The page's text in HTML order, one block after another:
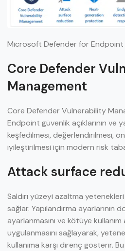
Microsoft Defender for Endpoint
Core Defender
Management
Core Defender Vulnerability
Endpoint güvenlik açıklarının ve
keşfedilmesi, değerlendirilmesi,
iyileştirilmesi için modern risk
Attack surface
Saldırı yüzeyi azaltma
sağlar. Yapılandırma ayarlarının
ayarlanmasını ve kötüye
uygulanmasını sağlayarak,
kullanıma karşı direnç gösterir.